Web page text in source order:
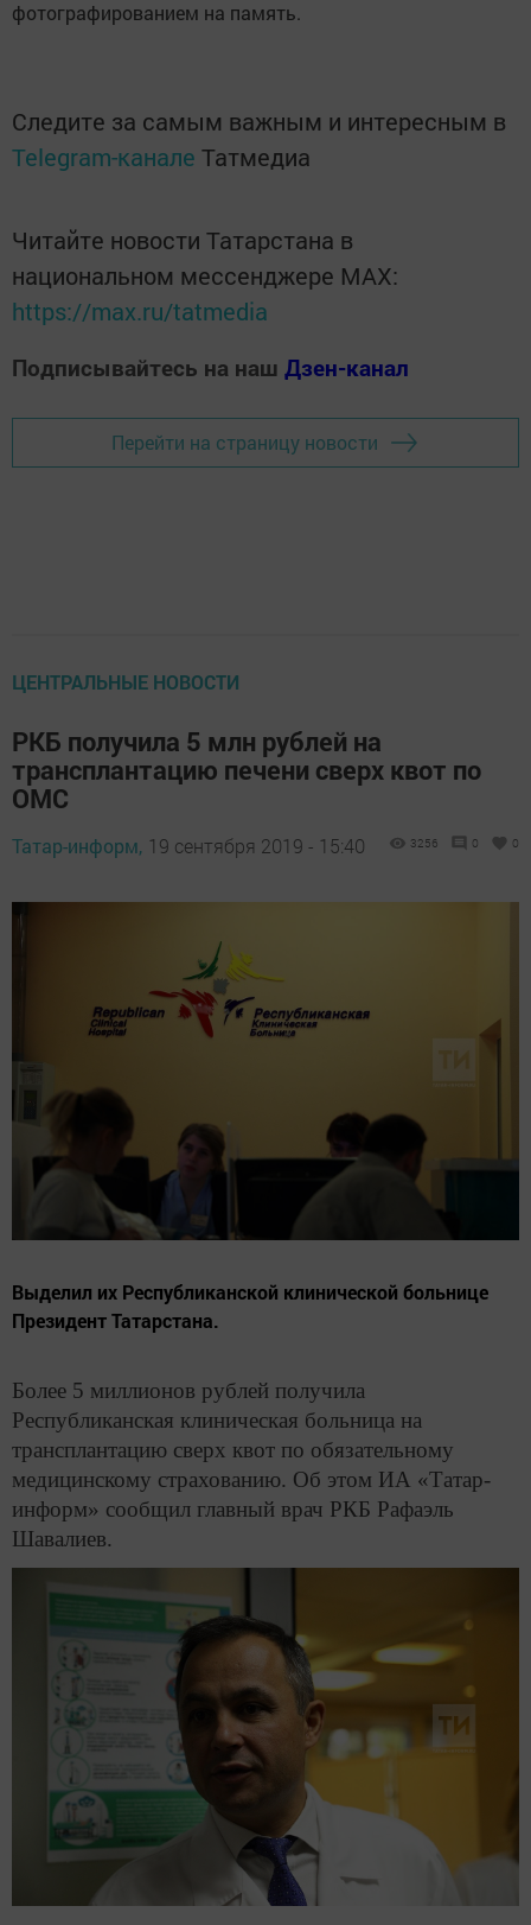
фотографированием на память.
Следите за самым важным и интересным в
Telegram-канале Татмедиа
Читайте новости Татарстана в
национальном мессенджере MАХ:
https://max.ru/tatmedia
Подписывайтесь на наш Дзен-канал
Перейти на страницу новости
ЦЕНТРАЛЬНЫЕ НОВОСТИ
РКБ получила 5 млн рублей на
трансплантацию печени сверх квот по
ОМС
Татар-информ, 19 сентября 2019 - 15:40 3256 0 0
Выделил их Республиканской клинической больнице
Президент Татарстана.
Более 5 миллионов рублей получила
Республиканская клиническая больница на
трансплантацию сверх квот по обязательному
медицинскому страхованию. Об этом ИА «Татар-
информ» сообщил главный врач РКБ Рафаэль
Шавалиев.